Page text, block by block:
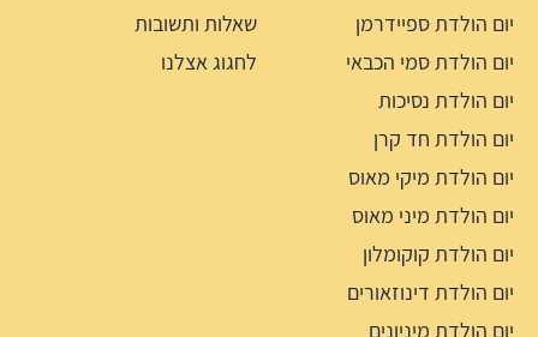
יום הולדת ספיידרמן
יום הולדת סמי הכבאי
יום הולדת נסיכות
יום הולדת חד קרן
יום הולדת מיקי מאוס
יום הולדת מיני מאוס
יום הולדת קוקומלון
יום הולדת דינוזאורים
יום הולדת מיניונים
שאלות ותשובות
לחגוג אצלנו